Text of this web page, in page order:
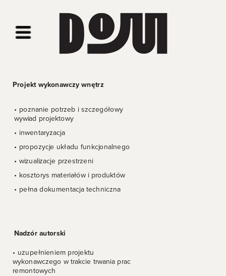
• poznanie potrzeb i szczegółowy
wywiad projektowy
• inwentaryzacja
• propozycje układu funkcjonalnego
• wizualizacje przestrzeni
• kosztorys materiałów i produktów
• pełna dokumentacja techniczna
• uzupełnieniem projektu
wykonawczego w trakcie trwania prac
remontowych
Projekt wykonawczy wnętrz
Nadzór autorski